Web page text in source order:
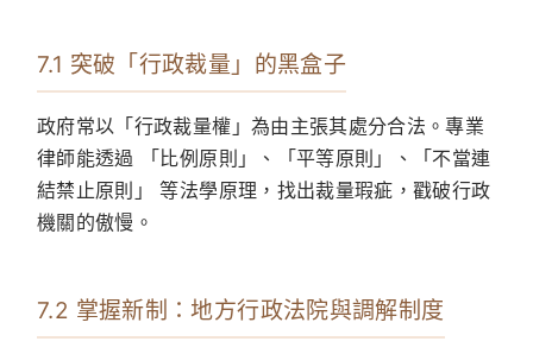
7.1 突破「行政裁量」的黑盒子
政府常以「行政裁量權」為由主張其處分合法。專業
律師能透過
「比例原則」、「平等原則」、「不當連
結禁止原則」
等法學原理，找出裁量瑕疵，戳破行政
機關的傲慢。
7.2 掌握新制：地方行政法院與調解制度